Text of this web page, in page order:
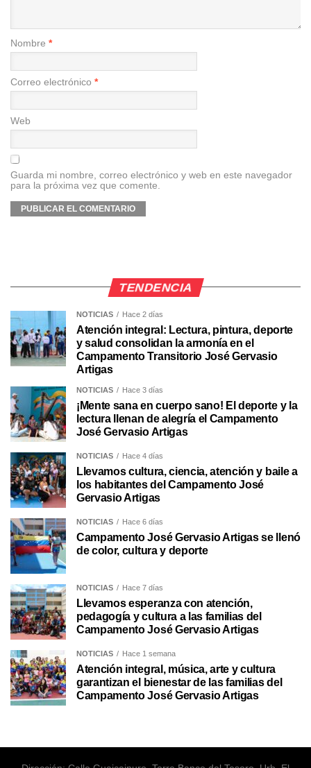
Nombre *
Correo electrónico *
Web
Guarda mi nombre, correo electrónico y web en este navegador
para la próxima vez que comente.
TENDENCIA
NOTICIAS Hace 2 días
Atención integral: Lectura, pintura, deporte
y salud consolidan la armonía en el
Campamento Transitorio José Gervasio
Artigas
NOTICIAS Hace 3 días
¡Mente sana en cuerpo sano! El deporte y la
lectura llenan de alegría el Campamento
José Gervasio Artigas
NOTICIAS Hace 4 días
Llevamos cultura, ciencia, atención y baile a
los habitantes del Campamento José
Gervasio Artigas
NOTICIAS Hace 6 días
Campamento José Gervasio Artigas se llenó
de color, cultura y deporte
NOTICIAS Hace 7 días
Llevamos esperanza con atención,
pedagogía y cultura a las familias del
Campamento José Gervasio Artigas
NOTICIAS Hace 1 semana
Atención integral, música, arte y cultura
garantizan el bienestar de las familias del
Campamento José Gervasio Artigas